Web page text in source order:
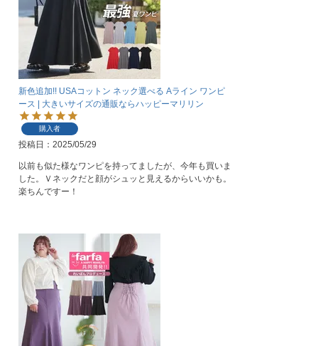
新色追加!! USAコットン ネック選べる Aライン ワンピ
ース | 大きいサイズの通販ならハッピーマリリン
購入者
投稿日 2025/05/29
以前も似た様なワンピを持ってましたが、今年も買いま
した。Ｖネックだと顔がシュッと見えるからいいかも。
楽ちんですー！